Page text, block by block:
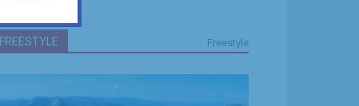
FREESTYLE Freestyle